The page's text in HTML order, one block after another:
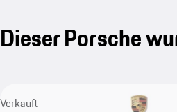
Dieser Porsche
Verkauft